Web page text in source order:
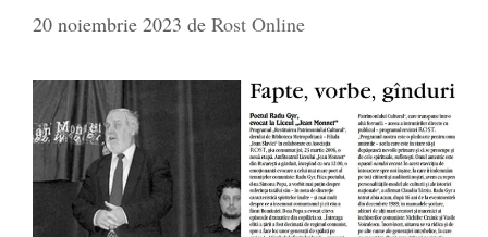
20 noiembrie 2023 de Rost Online